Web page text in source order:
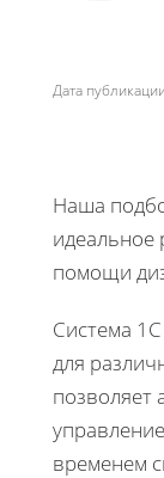
Дата
Наша
идеальное
помощи
Система
для
позволяет
временем